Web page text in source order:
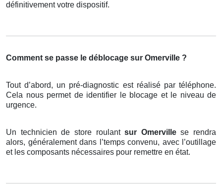
définitivement votre dispositif.
Comment se passe le déblocage sur Omerville ?
Tout d’abord, un pré-diagnostic est réalisé par téléphone.
Cela nous permet de identifier le blocage et le niveau de
urgence.
Un technicien de store roulantsur Omervillese rendra
alors, généralement dans l’temps convenu, avec l’outillage
et les composants nécessaires pour remettre en état.